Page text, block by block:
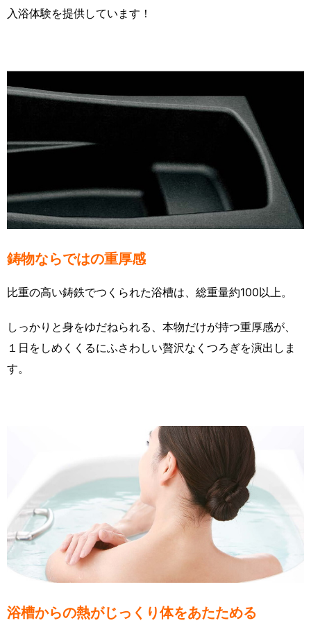
入浴体験を提供しています！
鋳物ならではの重厚感
比重の高い鋳鉄でつくられた浴槽は、総重量約100以上。
しっかりと身をゆだねられる、本物だけが持つ重厚感が、
１日をしめくくるにふさわしい贅沢なくつろぎを演出しま
す。
浴槽からの熱がじっくり体をあたためる